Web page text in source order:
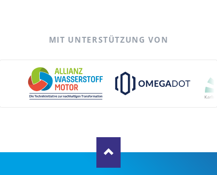
MIT UNTERSTÜTZUNG VON